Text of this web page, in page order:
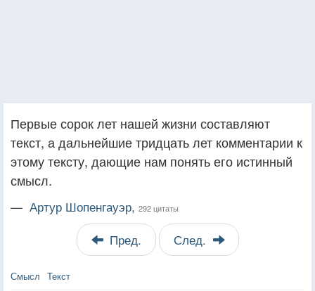
Первые сорок лет нашей жизни составляют
текст, а дальнейшие тридцать лет комментарии к
этому тексту, дающие нам понять его истинный
смысл.
— Артур Шопенгауэр, 292 цитаты
Пред. След.
Смысл Текст